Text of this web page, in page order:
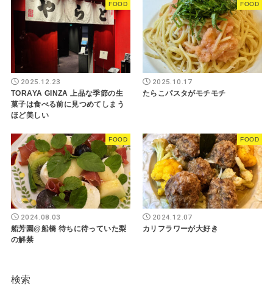
FOOD
2025.12.23
TORAYA GINZA 上品な季節の生
菓子は食べる前に見つめてしまう
ほど美しい
FOOD
2025.10.17
たらこパスタがモチモチ
FOOD
2024.08.03
船芳園@船橋 待ちに待っていた梨
の解禁
FOOD
2024.12.07
カリフラワーが大好き
検索